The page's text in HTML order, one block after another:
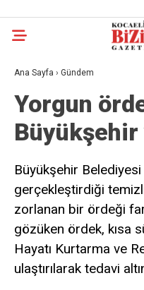
Ana Sayfa › Gündem
Yorgun
Büyükşehir
gerçekleştirdiği
zorlanan bir ördeği
gözüken ördek, kısa
Hayatı Kurtarma ve
ulaştırılarak tedavi